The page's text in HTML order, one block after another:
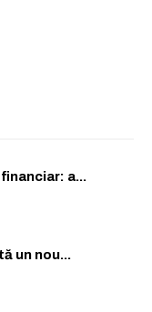
a...
un nou...